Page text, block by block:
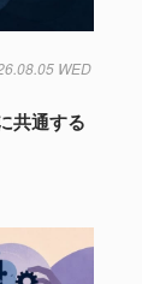
WED
共通する